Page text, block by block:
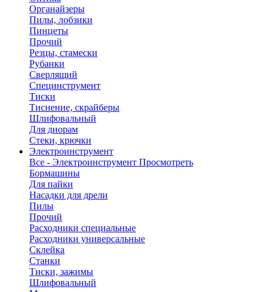
Органайзеры
Пилы, лобзики
Пинцеты
Прочий
Резцы, стамески
Рубанки
Сверлящий
Специнструмент
Тиски
Тиснение, скрайберы
Шлифовальный
Для диорам
Стеки, крючки
Электроинструмент
Все - Электроинструмент Просмотреть
Бормашины
Для пайки
Насадки для дрели
Пилы
Прочий
Расходники специальные
Расходники универсальные
Склейка
Станки
Тиски, зажимы
Шлифовальный